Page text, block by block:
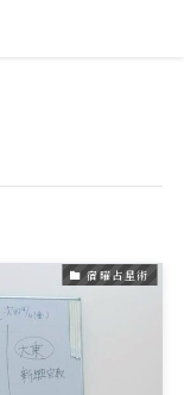
宿曜占星術